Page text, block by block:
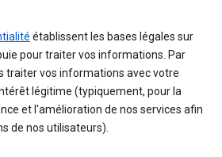
établissent les bases légales sur
pour traiter vos informations. Par
traiter vos informations avec votre
légitime (typiquement, pour la
et l'amélioration de nos services afin
de nos utilisateurs).